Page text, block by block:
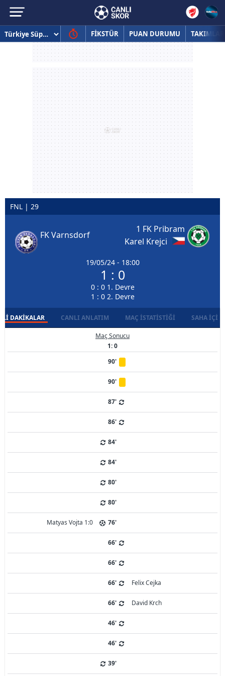
FİKSTÜR PUAN DURUMU TAKIMLAR
FNL | 29
FK Varnsdorf
19/05/24 - 18:00
1 : 0
0 : 0 1. Devre
1 : 0 2. Devre
1 FK Pribram
Karel Krejci
DAKIKALAR CANLI ANLATIM MAÇ İSTATISTIĞI SAHA İÇI
Maç Sonucu
1: 0
90'
90'
87'
86'
84'
84'
80'
80'
Matyas Vojta 1:0 76'
66'
66'
66' Felix Cejka
66' David Krch
46'
46'
39'